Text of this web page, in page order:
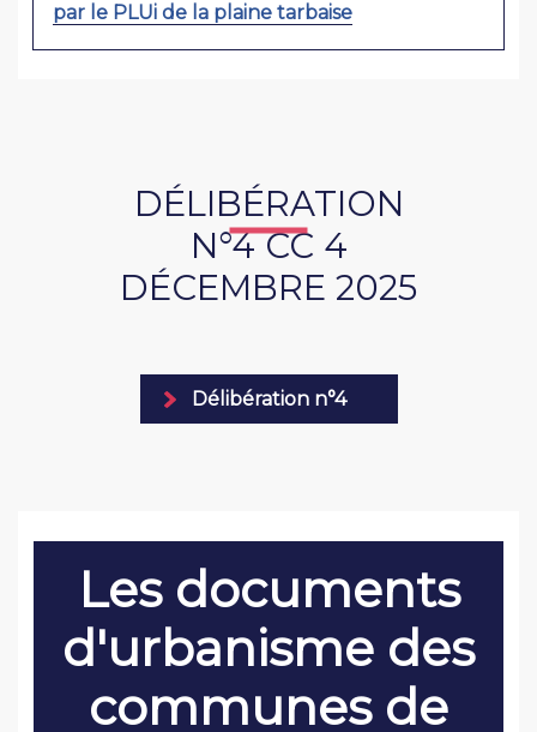
par le PLUi de la plaine tarbaise
DÉLIBÉRATION
N°4 CC 4
DÉCEMBRE 2025
Délibération n°4
Les documents
d'urbanisme des
communes de